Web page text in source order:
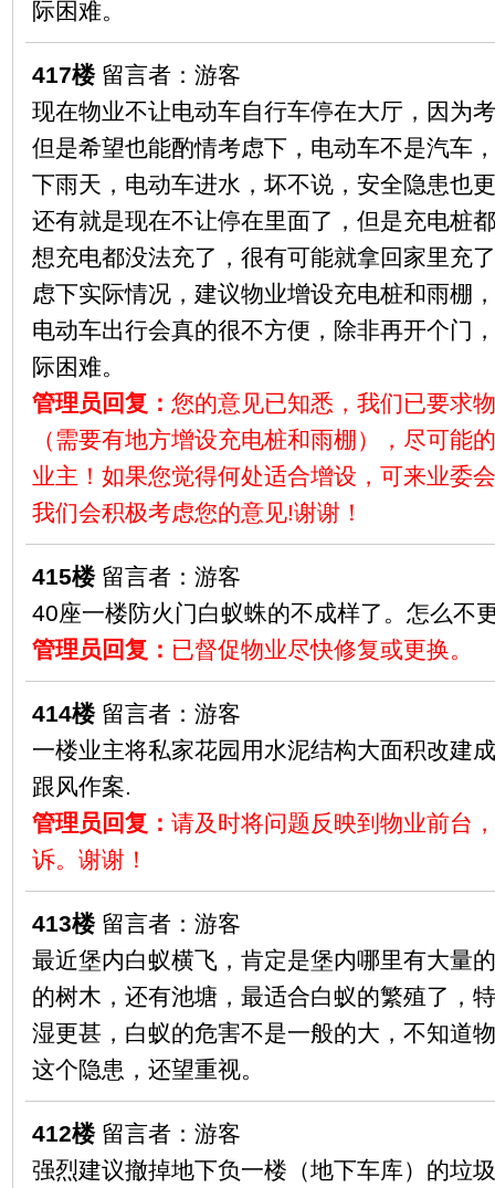
际困难。
417楼留言者：游客
现在物业不让电动车自行车停在大厅，因为
但是希望也能酌情考虑下，电动车不是汽车
下雨天，电动车进水，坏不说，安全隐患也
还有就是现在不让停在里面了，但是充电桩
想充电都没法充了，很有可能就拿回家里充
虑下实际情况，建议物业增设充电桩和雨棚
电动车出行会真的很不方便，除非再开个门
际困难。
管理员回复： 您的意见已知悉，我们已要求
（需要有地方增设充电桩和雨棚），尽可能
业主！如果您觉得何处适合增设，可来业委
我们会积极考虑您的意见!谢谢！
415楼留言者：游客
40座一楼防火门白蚁蛛的不成样了。怎么不
管理员回复： 已督促物业尽快修复或更换。
414楼留言者：游客
一楼业主将私家花园用水泥结构大面积改建
跟风作案.
管理员回复： 请及时将问题反映到物业前台
诉。谢谢！
413楼留言者：游客
最近堡内白蚁横飞，肯定是堡内哪里有大量
的树木，还有池塘，最适合白蚁的繁殖了，
湿更甚，白蚁的危害不是一般的大，不知道
这个隐患，还望重视。
412楼留言者：游客
强烈建议撤掉地下负一楼（地下车库）的垃